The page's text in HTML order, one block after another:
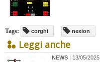
Tags: corghi nexion
Leggi anche
NEWS | 13/05/2025